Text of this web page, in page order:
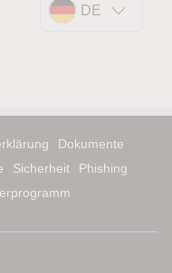
DE
Dokumente
Sicherheit
Phishing